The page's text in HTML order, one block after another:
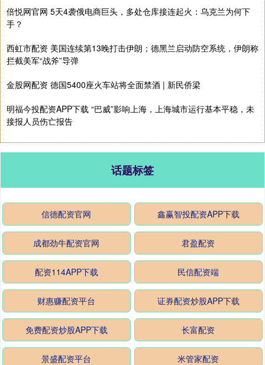
倍悦网官网 5天4袭俄电商巨头，多处仓库接连起火：乌克兰为何下
手？
西虹市配资 美国连续第13晚打击伊朗；德黑兰启动防空系统，伊朗称
拦截美军“战斧”导弹
金股网配资 德国5400座火车站将全面禁酒 | 新民侨梁
明福今投配资APP下载 “巴威”影响上海，上海城市运行基本平稳，未
接报人员伤亡报告
话题标签
信德配资官网 鑫赢智投配资APP下载
成都劲牛配资官网 君盈配资
配资114APP下载 民信配资端
财惠赚配资平台 证券配资炒股APP下载
免费配资炒股APP下载 长富配资
景盛配资平台 米管家配资